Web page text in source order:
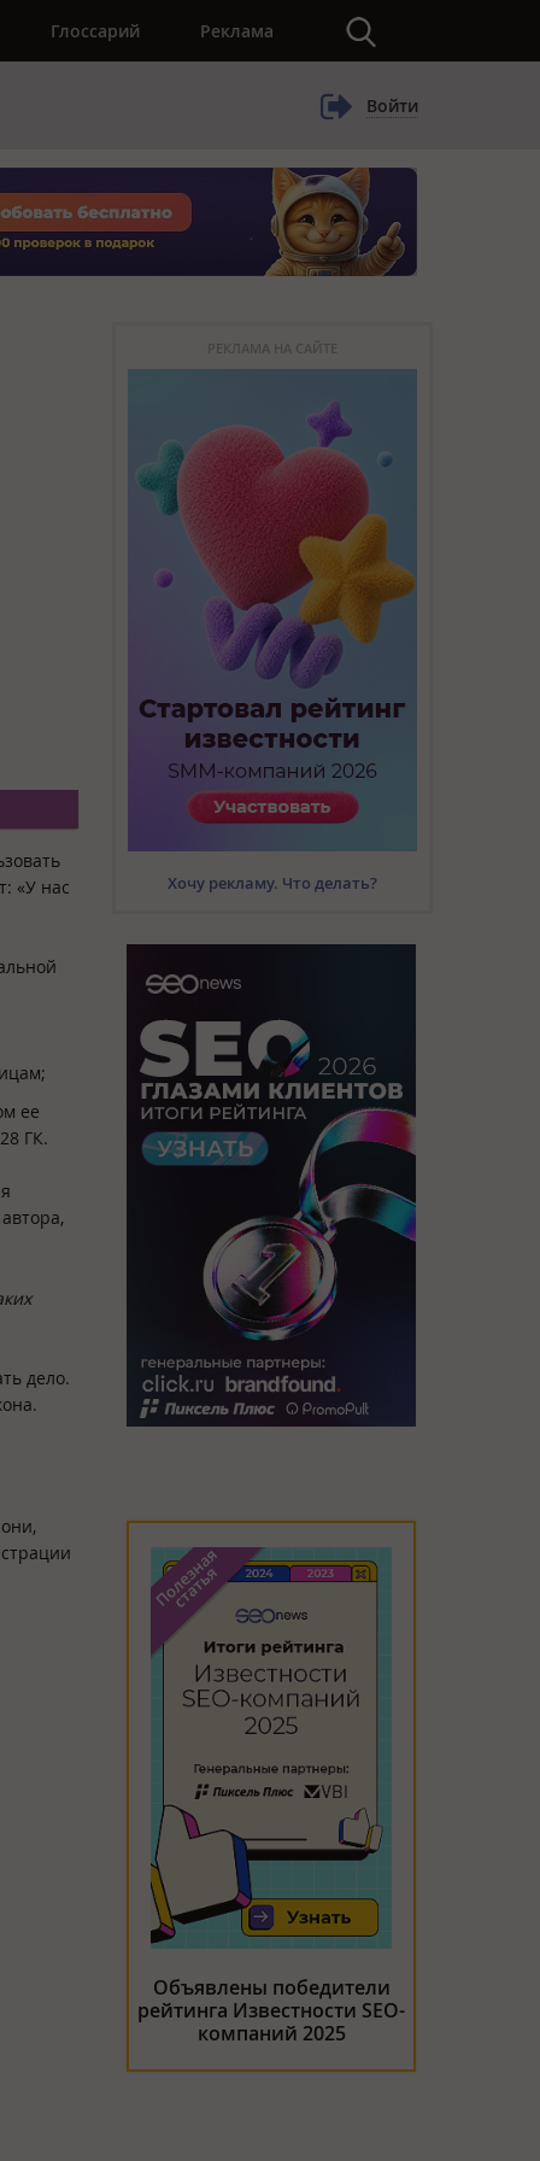
Глоссарий Реклама
Войти
«У нас
ее
ГК.
дело.
РЕКЛАМА НА САЙТЕ
Хочу рекламу. Что делать?
Объявлены победители
рейтинга Известности SEO-
компаний 2025